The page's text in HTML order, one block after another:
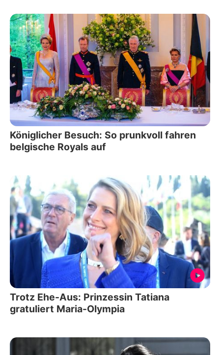
Königlicher Besuch: So prunkvoll fahren
belgische Royals auf
Trotz Ehe-Aus: Prinzessin Tatiana
gratuliert Maria-Olympia